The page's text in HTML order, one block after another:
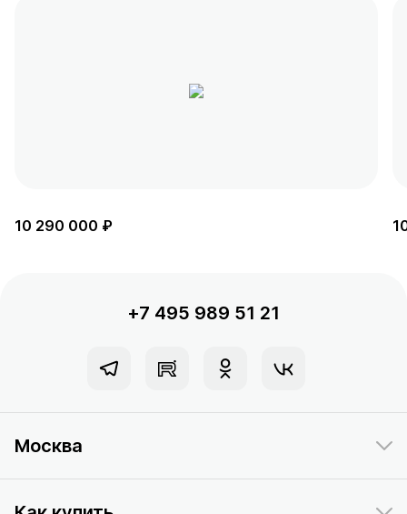
10 290 000 ₽
+7 495 989 51 21
Москва